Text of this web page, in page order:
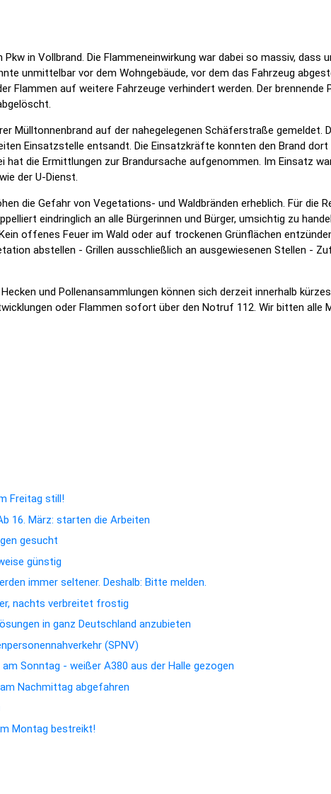
in Vollbrand. Die Flammeneinwirkung war dabei so massiv, dass
unmittelbar vor dem Wohngebäude, vor dem das Fahrzeug
Flammen auf weitere Fahrzeuge verhindert werden. Der brennende
Mülltonnenbrand auf der nahegelegenen Schäferstraße gemeldet.
Einsatzstelle entsandt. Die Einsatzkräfte konnten den Brand
hat die Ermittlungen zur Brandursache aufgenommen. Im Einsatz
der U-Dienst.
die Gefahr von Vegetations- und Waldbränden erheblich. Für die
eindringlich an alle Bürgerinnen und Bürger, umsichtig zu
offenes Feuer im Wald oder auf trockenen Grünflächen
abstellen - Grillen ausschließlich an ausgewiesenen Stellen -
und Pollenansammlungen können sich derzeit innerhalb
oder Flammen sofort über den Notruf 112. Wir bitten alle
Bundespolizei zieht Bilanz
Freitag still!
16. März: starten die Arbeiten
gesucht
günstig
immer seltener. Deshalb: Bitte melden.
nachts verbreitet frostig
in ganz Deutschland anzubieten
(SPNV)
Sonntag - weißer A380 aus der Halle gezogen
Nachmittag abgefahren
Montag bestreikt!